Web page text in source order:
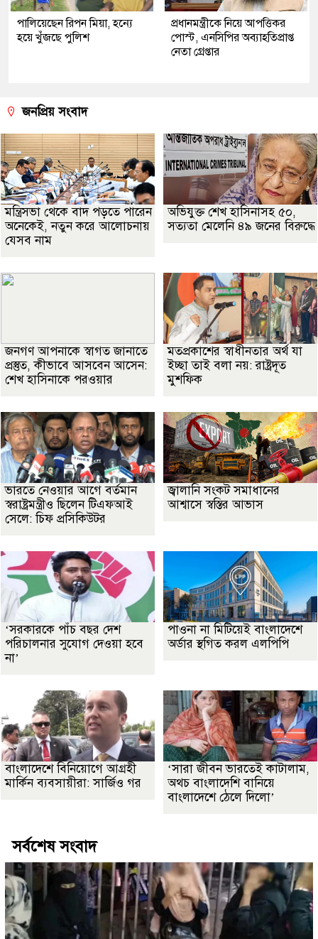
পালিয়েছেন রিপন মিয়া, হন্যে
হয়ে খুঁজছে পুলিশ
প্রধানমন্ত্রীকে নিয়ে আপত্তিকর
পোস্ট, এনসিপির অব্যাহতিপ্রাপ্ত
নেতা গ্রেপ্তার
জনপ্রিয় সংবাদ
মন্ত্রিসভা থেকে বাদ পড়তে পারেন
অনেকেই, নতুন করে আলোচনায়
যেসব নাম
অভিযুক্ত শেখ হাসিনাসহ ৫০,
সত্যতা মেলেনি ৪৯ জনের বিরুদ্ধে
জনগণ আপনাকে স্বাগত জানাতে
প্রস্তুত, কীভাবে আসবেন আসেন:
শেখ হাসিনাকে পরওয়ার
মতপ্রকাশের স্বাধীনতার অর্থ যা
ইচ্ছা তাই বলা নয়: রাষ্ট্রদূত
মুশফিক
ভারতে নেওয়ার আগে বর্তমান
স্বরাষ্ট্রমন্ত্রীও ছিলেন টিএফআই
সেলে: চিফ প্রসিকিউটর
জ্বালানি সংকট সমাধানের
আশ্বাসে স্বস্তির আভাস
‘সরকারকে পাঁচ বছর দেশ
পরিচালনার সুযোগ দেওয়া হবে
না’
পাওনা না মিটিয়েই বাংলাদেশে
অর্ডার স্থগিত করল এলপিপি
বাংলাদেশে বিনিয়োগে আগ্রহী
মার্কিন ব্যবসায়ীরা: সার্জিও গর
‘সারা জীবন ভারতেই কাটালাম,
অথচ বাংলাদেশি বানিয়ে
বাংলাদেশে ঠেলে দিলো’
সর্বশেষ সংবাদ